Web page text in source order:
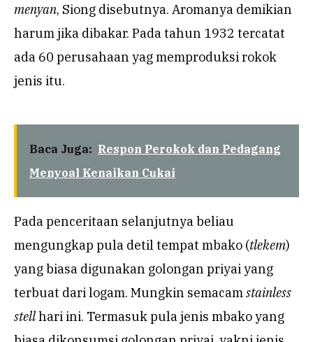
menyan, Siong disebutnya. Aromanya demikian
harum jika dibakar. Pada tahun 1932 tercatat
ada 60 perusahaan yag memproduksi rokok
jenis itu.
Baca Juga: Respon Perokok dan Pedagang
Menyoal Kenaikan Cukai
Pada penceritaan selanjutnya beliau
mengungkap pula detil tempat mbako (tlekem)
yang biasa digunakan golongan priyai yang
terbuat dari logam. Mungkin semacam stainless
stellhari ini. Termasuk pula jenis mbako yang